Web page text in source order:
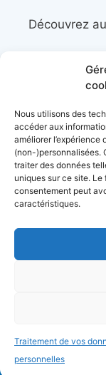
Nous utilisons des
accéder aux
améliorer
(non-)personnalisées.
traiter des données
uniques sur ce site.
consentement peut
caractéristiques.
Traitement de vos
personnelles
Découvrez
librairie
le trek et le
BoatingAds,
européen